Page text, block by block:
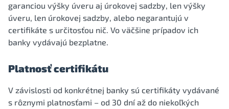
garanciou výšky úveru aj úrokovej sadzby, len výšky
úveru, len úrokovej sadzby, alebo negarantujú v
certifikáte s určitosťou nič. Vo väčšine prípadov ich
banky vydávajú bezplatne.
Platnosť certifikátu
V závislosti od konkrétnej banky sú certifikáty vydávané
s rôznymi platnosťami – od 30 dní až do niekoľkých